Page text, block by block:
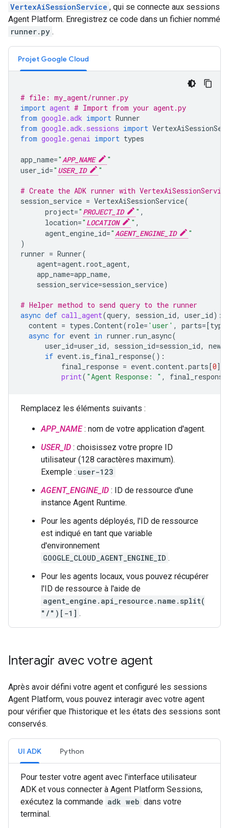
VertexAiSessionService , qui se connecte aux sessions
Agent Platform. Enregistrez ce code dans un fichier nommé
runner.py .
Projet Google Cloud
# file: my_agent/runner.py
import agent # Import from your agent.py
from google.adk import Runner
from google.adk.sessions import
from google.genai import types
app_name="APP_NAME
"
user_id=" USER_ID "
# Create the ADK runner with VertexAiSessionService
session_service = VertexAiSessionService(
project=" PROJECT_ID " ,
location=" LOCATION " ,
agent_engine_id="AGENT_ENGINE_ID
"
)
runner = Runner(
agent=agent. root_agent,
app_name=app_name,
session_service=session_service)
# Helper method to send query to the runner
async def call_agent(query, session_id, user_id):
content = types .Content(role= 'user' , parts=[
async for event in runner . run_async(
user_id=user_id, session_id=session_id,
if event. is_final_response():
final_response = event.content.parts[0]
print( "Agent Response: " , final_response
Remplacez les éléments suivants :
APP_NAME: nom de votre application d'agent.
USER_ID : choisissez votre propre ID
utilisateur (128 caractères maximum).
Exemple : user-123
AGENT_ENGINE_ID : ID de ressource d'une
instance Agent Runtime.
Pour les agents déployés, l'ID de ressource
est indiqué en tant que variable
d'environnement
GOOGLE_CLOUD_AGENT_ENGINE_ID .
Pour les agents locaux, vous pouvez récupérer
l'ID de ressource à l'aide de
agent_engine.api_resource.name.split(
"/")[-1] .
Interagir avec votre agent
Après avoir défini votre agent et configuré les sessions
Agent Platform, vous pouvez interagir avec votre agent
pour vérifier que l'historique et les états des sessions sont
conservés.
UI ADK Python
Pour tester votre agent avec l'interface utilisateur
ADK et vous connecter à Agent Platform Sessions,
exécutez la commande adk web dans votre
terminal.